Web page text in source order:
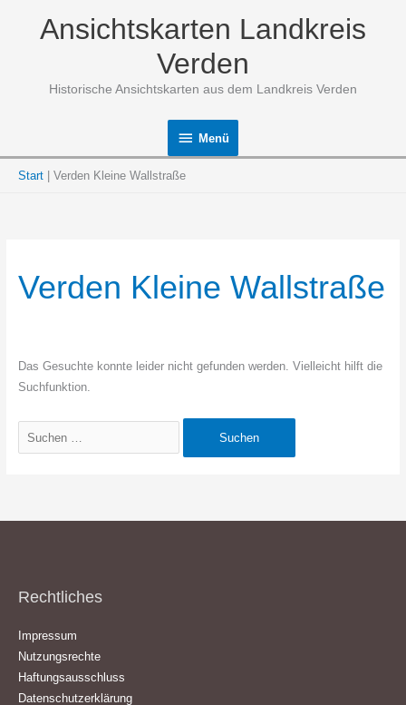
Ansichtskarten Landkreis
Verden
Historische Ansichtskarten aus dem Landkreis Verden
Menü
Menü
Start Verden Kleine Wallstraße
Verden Kleine Wallstraße
Das Gesuchte konnte leider nicht gefunden werden. Vielleicht hilft die
Suchfunktion.
Rechtliches
Impressum
Nutzungsrechte
Haftungsausschluss
Datenschutzerklärung